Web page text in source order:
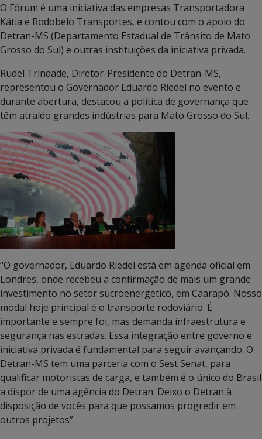
O Fórum é uma iniciativa das empresas Transportadora
Kátia e Rodobelo Transportes, e contou com o apoio do
Detran-MS (Departamento Estadual de Trânsito de Mato
Grosso do Sul) e outras instituições da iniciativa privada.
Rudel Trindade, Diretor-Presidente do Detran-MS,
representou o Governador Eduardo Riedel no evento e
durante abertura, destacou a política de governança que
têm atraído grandes indústrias para Mato Grosso do Sul.
“O governador, Eduardo Riedel está em agenda oficial em
Londres, onde recebeu a confirmação de mais um grande
investimento no setor sucroenergético, em Caarapó. Nosso
modal hoje principal é o transporte rodoviário. É
importante e sempre foi, mas demanda infraestrutura e
segurança nas estradas. Essa integração entre governo e
iniciativa privada é fundamental para seguir avançando. O
Detran-MS tem uma parceria com o Sest Senat, para
qualificar motoristas de carga, e também é o único do Brasil
a dispor de uma agência do Detran. Deixo o Detran à
disposição de vocês para que possamos progredir em
outros projetos”.